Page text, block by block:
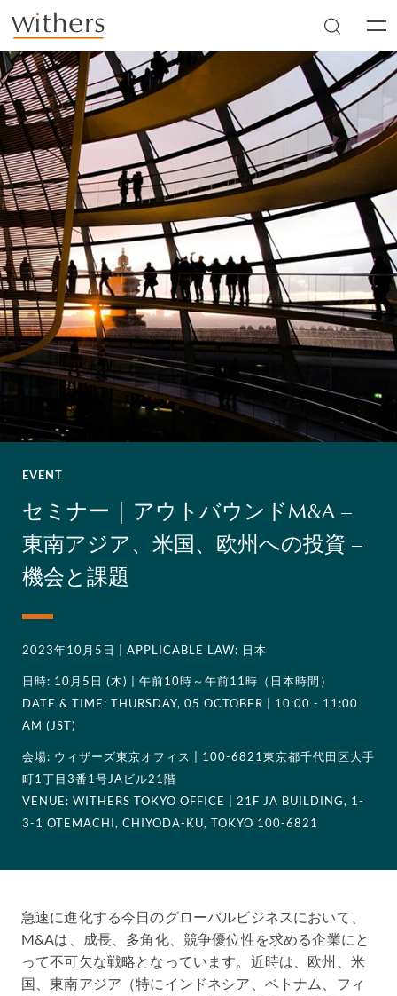
Skip to main content
EVENT
セミナー | アウトバウンドM&A –
東南アジア、米国、欧州への投資 –
機会と課題
2023年10月5日 | APPLICABLE LAW: 日本
日時: 10月5日 (木) | 午前10時～午前11時（日本時間）
DATE & TIME: THURSDAY, 05 OCTOBER | 10:00 - 11:00
AM (JST)
会場: ウィザーズ東京オフィス | 100-6821東京都千代田区大手
町1丁目3番1号JAビル21階
VENUE: WITHERS TOKYO OFFICE | 21F JA BUILDING, 1-
3-1 OTEMACHI, CHIYODA-KU, TOKYO 100-6821
急速に進化する今日のグローバルビジネスにおいて、
M&Aは、成長、多角化、競争優位性を求める企業にと
って不可欠な戦略となっています。近時は、欧州、米
国、東南アジア（特にインドネシア、ベトナム、フィ